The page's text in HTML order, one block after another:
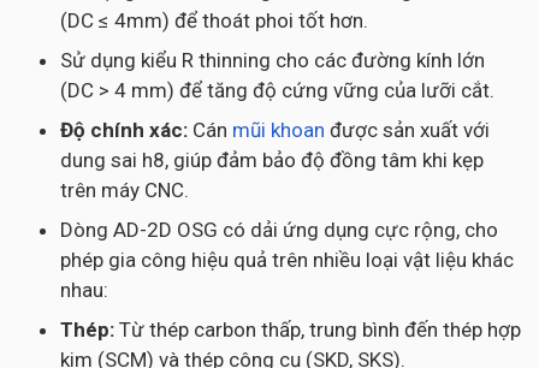
(DC ≤ 4mm) để thoát phoi tốt hơn.
Sử dụng kiểu R thinning cho các đường kính lớn
(DC > 4 mm) để tăng độ cứng vững của lưỡi cắt.
Độ chính xác: Cán mũi khoan được sản xuất với
dung sai h8, giúp đảm bảo độ đồng tâm khi kẹp
trên máy CNC.
Dòng AD-2D OSG có dải ứng dụng cực rộng, cho
phép gia công hiệu quả trên nhiều loại vật liệu khác
nhau:
Thép: Từ thép carbon thấp, trung bình đến thép hợp
kim (SCM) và thép công cụ (SKD, SKS).